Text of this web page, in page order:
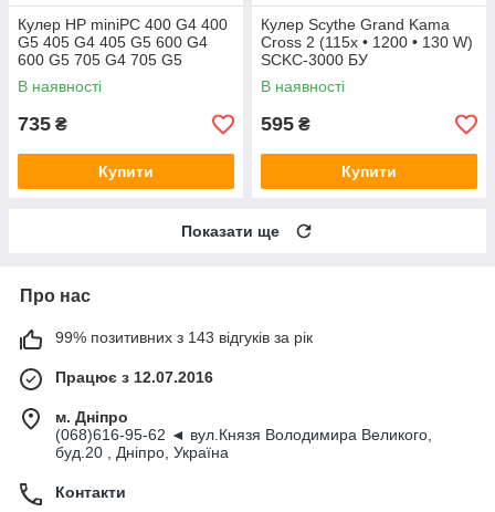
Кулер HP miniPC 400 G4 400
G5 405 G4 405 G5 600 G4
600 G5 705 G4 705 G5
(L19561-001)
В наявності
735 ₴
Купити
Кулер Scythe Grand Kama
Cross 2 (115x • 1200 • 130 W)
SCKC-3000 БУ
В наявності
595 ₴
Купити
Показати ще
Про нас
99% позитивних з 143 відгуків за рік
Працює з 12.07.2016
м. Дніпро
(068)616-95-62 ◄ вул.Князя Володимира Великого,
буд.20 , Дніпро, Україна
Контакти